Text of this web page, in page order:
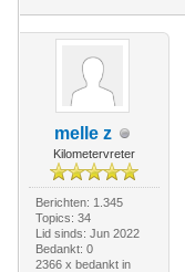
melle z
Kilometervreter
Berichten: 1.345
Topics: 34
Lid sinds: Jun 2022
Bedankt: 0
2366 x bedankt in